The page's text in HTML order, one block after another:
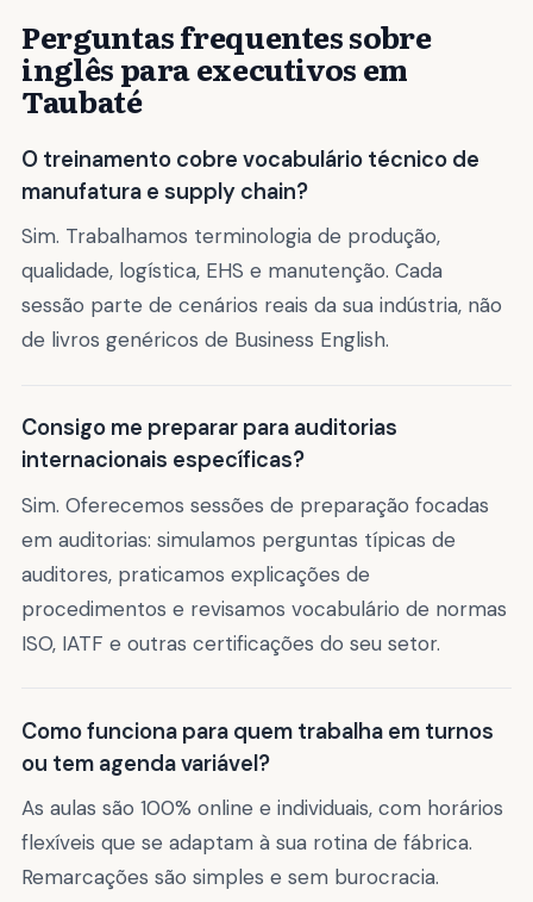
Perguntas frequentes sobre
inglês para executivos em
Taubaté
O treinamento cobre vocabulário técnico de
manufatura e supply chain?
Sim. Trabalhamos terminologia de produção,
qualidade, logística, EHS e manutenção. Cada
sessão parte de cenários reais da sua indústria, não
de livros genéricos de Business English.
Consigo me preparar para auditorias
internacionais específicas?
Sim. Oferecemos sessões de preparação focadas
em auditorias: simulamos perguntas típicas de
auditores, praticamos explicações de
procedimentos e revisamos vocabulário de normas
ISO, IATF e outras certificações do seu setor.
Como funciona para quem trabalha em turnos
ou tem agenda variável?
As aulas são 100% online e individuais, com horários
flexíveis que se adaptam à sua rotina de fábrica.
Remarcações são simples e sem burocracia.